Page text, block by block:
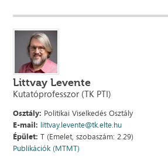
Littvay Levente
Kutatóprofesszor (TK PTI)
Osztály: Politikai Viselkedés Osztály
E-mail: littvay.levente@tk.elte.hu
Épület: T (Emelet, szobaszám: 2.29)
Publikációk (MTMT)